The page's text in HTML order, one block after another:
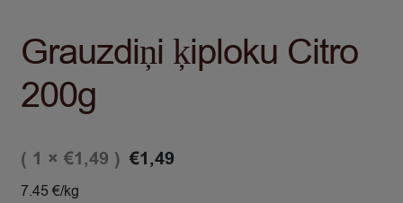
Grauzdiņi ķiploku Citro
200g
€1,49
( 1 × €1,49 )
7.45 €/kg